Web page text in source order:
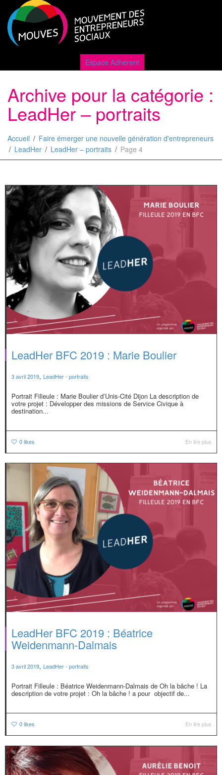
Espace Adhérent
Archive pour la catégorie :
LeadHer – portraits
Accueil
Faire émerger une nouvelle génération d'entrepreneurs
LeadHer
LeadHer – portraits Page 4
LeadHer BFC 2019 : Marie Boulier
3 avril 2019, LeadHer - portraits
Portrait Filleule : Marie Boulier d’Unis-Cité Dijon La description de
votre projet : Développer des missions de Service Civique à
destination...
0likes En lire plus
LeadHer BFC 2019 : Béatrice
Weidenmann-Dalmais
3 avril 2019, LeadHer - portraits
Portrait Filleule : Béatrice Weidenmann-Dalmais de Oh la bâche ! La
description de votre projet : Oh la bâche ! a pour objectif de...
0likes En lire plus